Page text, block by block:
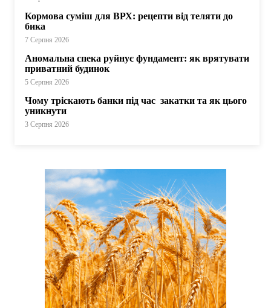
Кормова суміш для ВРХ: рецепти від теляти до
бика
7 Серпня 2026
Аномальна спека руйнує фундамент: як врятувати
приватний будинок
5 Серпня 2026
Чому тріскають банки під час закатки та як цього
уникнути
3 Серпня 2026